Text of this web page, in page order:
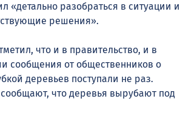
«детально разобраться в ситуации и
решения».
что и в правительство, и в
сообщения от общественников о
деревьев поступали не раз.
что деревья вырубают под